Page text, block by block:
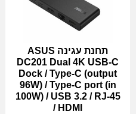
תחנת עגינה ASUS
DC201 Dual 4K USB-C
Dock / Type-C (output
96W) / Type-C port (in
100W) / USB 3.2 / RJ-45
/ HDMI